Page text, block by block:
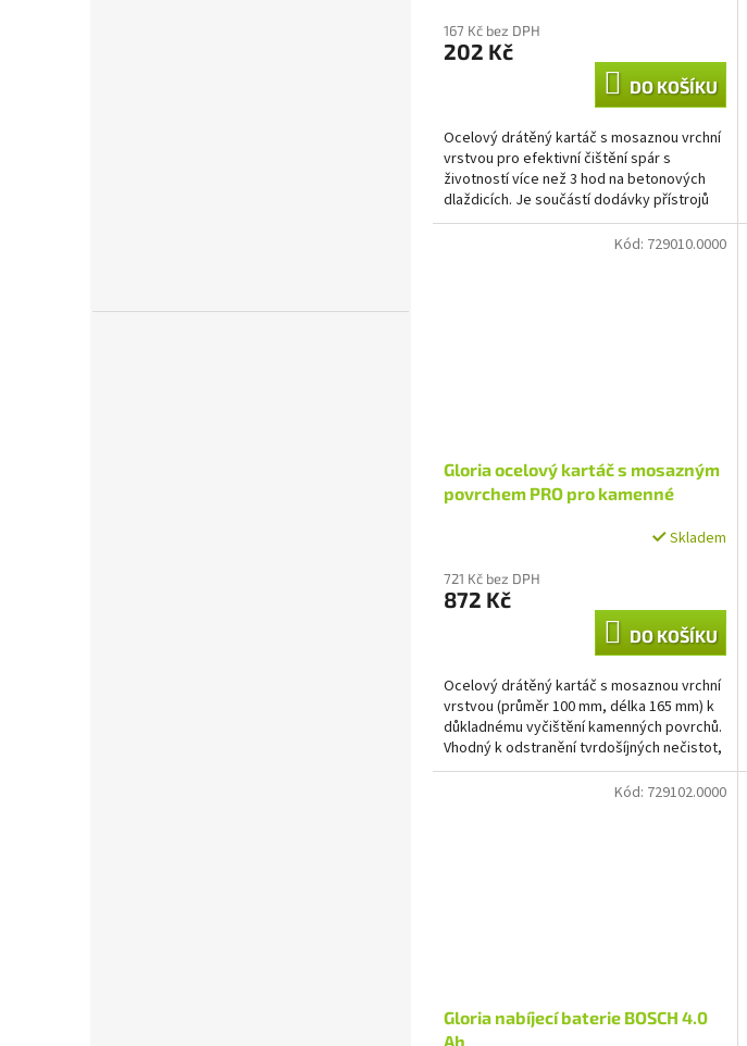
167 Kč bez DPH
202 Kč
DO KOŠÍKU
Ocelový drátěný kartáč s mosaznou vrchní
vrstvou pro efektivní čištění spár s
životností více než 3 hod na betonových
dlaždicích. Je součástí dodávky přístrojů
MultiBrush a...
Gloria ocelový kartáč s mosazným
povrchem PRO pro kamenné
Skladem
721 Kč bez DPH
872 Kč
DO KOŠÍKU
Ocelový drátěný kartáč s mosaznou vrchní
vrstvou (průměr 100 mm, délka 165 mm) k
důkladnému vyčištění kamenných povrchů.
Vhodný k odstranění tvrdošíjných nečistot,
jako jsou...
Kód: 729010.0000
Gloria nabíjecí baterie BOSCH 4.0
Ah
Kód: 729102.0000